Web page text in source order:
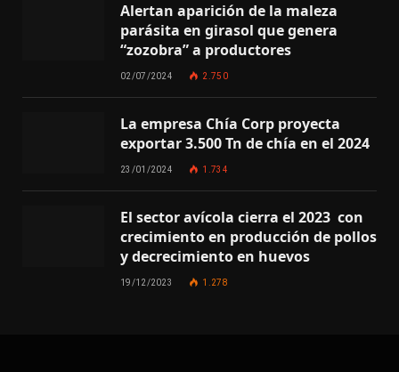
Alertan aparición de la maleza
parásita en girasol que genera
“zozobra” a productores
02/07/2024 2.750
La empresa Chía Corp proyecta
exportar 3.500 Tn de chía en el 2024
23/01/2024 1.734
El sector avícola cierra el 2023 con
crecimiento en producción de pollos
y decrecimiento en huevos
19/12/2023 1.278